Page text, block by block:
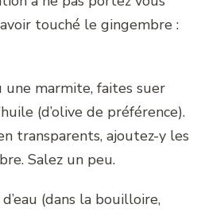
touché le gingembre :
une marmite, faites suer
(d’olive de préférence).
transparents, ajoutez-y les
Salez un peu.
(dans la bouilloire,